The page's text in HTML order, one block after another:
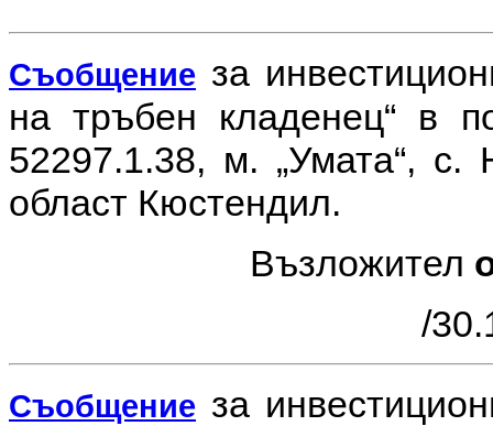
Съобщение за
на тръбен кладенец“ в
52297.1.38, м. „Умата“,
област Кюстендил.
Възложител
/
Съобщение за